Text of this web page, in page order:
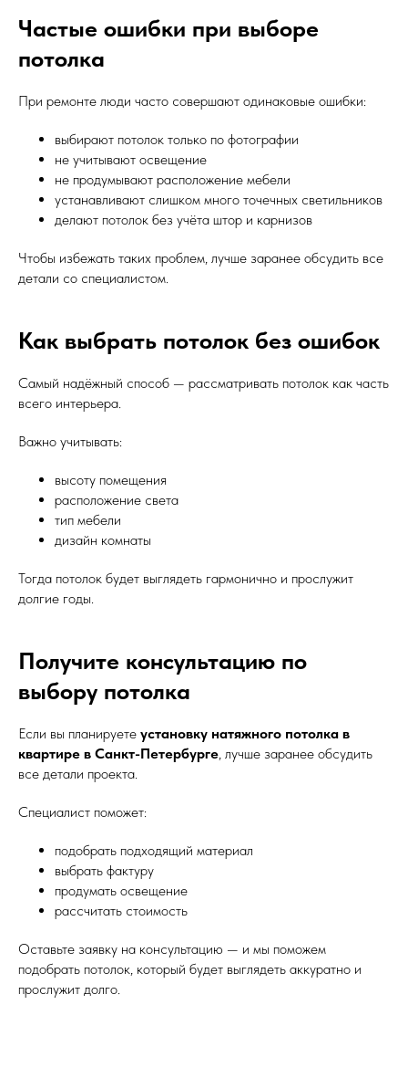
Частые ошибки при выборе
потолка
При ремонте люди часто совершают одинаковые ошибки:
выбирают потолок только по фотографии
не учитывают освещение
не продумывают расположение мебели
устанавливают слишком много точечных светильников
делают потолок без учёта штор и карнизов
Чтобы избежать таких проблем, лучше заранее обсудить все
детали со специалистом.
Как выбрать потолок без ошибок
Самый надёжный способ — рассматривать потолок как часть
всего интерьера.
Важно учитывать:
высоту помещения
расположение света
тип мебели
дизайн комнаты
Тогда потолок будет выглядеть гармонично и прослужит
долгие годы.
Получите консультацию по
выбору потолка
Если вы планируете установку натяжного потолка в
квартире в Санкт-Петербурге, лучше заранее обсудить
все детали проекта.
Специалист поможет:
подобрать подходящий материал
выбрать фактуру
продумать освещение
рассчитать стоимость
Оставьте заявку на консультацию — и мы поможем
подобрать потолок, который будет выглядеть аккуратно и
прослужит долго.